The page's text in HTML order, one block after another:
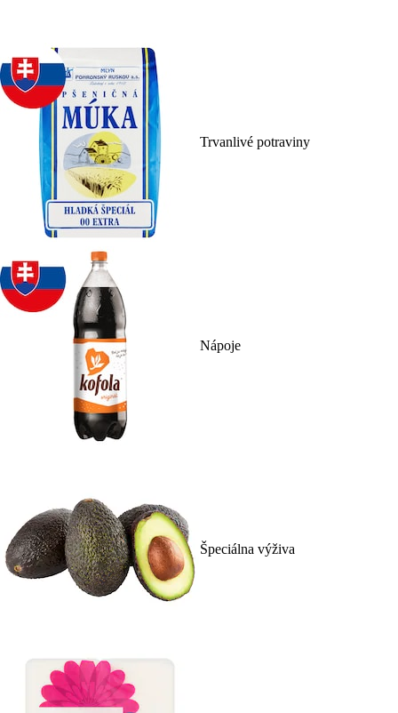
Trvanlivé potraviny
Nápoje
Špeciálna výživa